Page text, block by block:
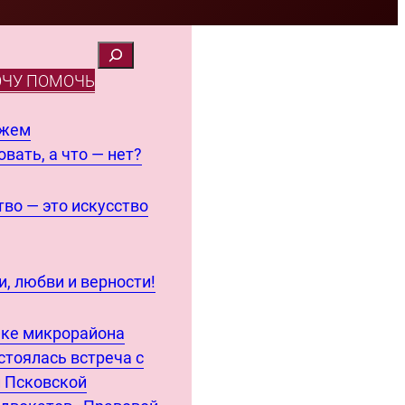
ПОМОЧЬ
а что — нет?
— это искусство
любви и верности!
микрорайона
встреча с